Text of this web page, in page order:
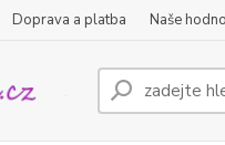
Doprava a platba Naše